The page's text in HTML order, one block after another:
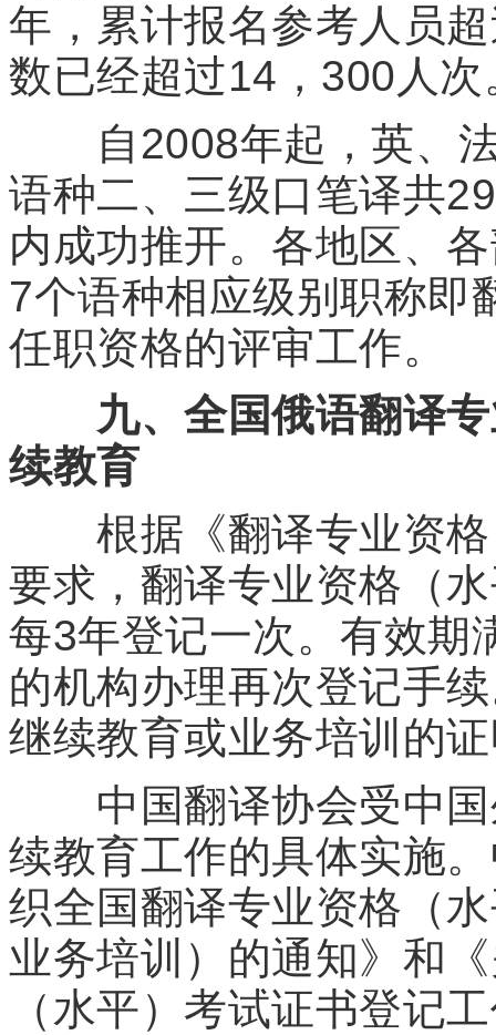
年，累计报名参考人员
数已经超过14，300人次
自2008年起，英、法
语种二、三级口笔译共
内成功推开。各地区、
7个语种相应级别职称即
任职资格的评审工作。
九、全国俄语翻译
续教育
根据《翻译专业资格
要求，翻译专业资格（
每3年登记一次。有效期
的机构办理再次登记手
继续教育或业务培训的
中国翻译协会受中国
续教育工作的具体实施
织全国翻译专业资格（
业务培训）的通知》和
（水平）考试证书登记